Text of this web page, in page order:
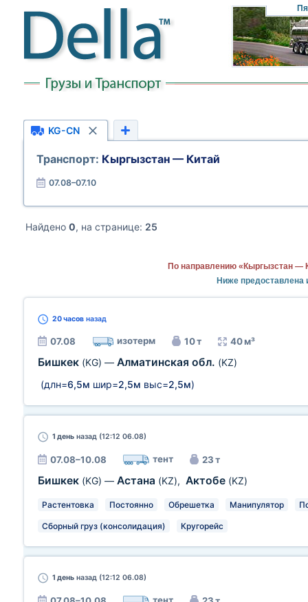
KG-CN
Транспорт: Кыргызстан — Китай
07.08–07.10
Найдено 0, на странице: 25
По направлению «Кыргызстан —
Ниже
20 часов назад
07.08 изотерм 10 т 40 м³
Бишкек (KG) — Алматинская обл. (KZ)
(длн=6,5м шир=2,5м выс=2,5м)
1 день назад (12:12 06.08)
07.08–10.08 тент 23 т
Бишкек (KG) — Астана (KZ), Актобе (KZ)
Растентовка Постоянно Обрешетка Манипулятор
Сборный груз (консолидация) Кругорейс
1 день назад (12:12 06.08)